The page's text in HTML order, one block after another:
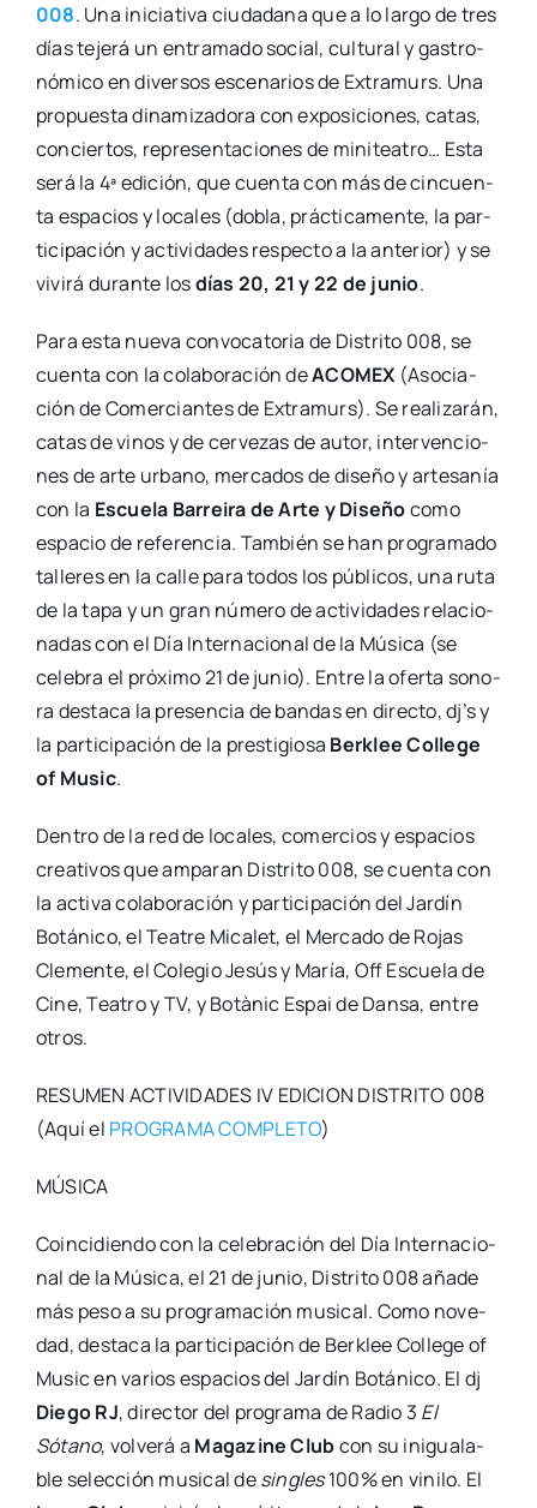
008. Una ini­cia­ti­va ciu­da­da­na que a lo lar­go de tres
días teje­rá un entra­ma­do social, cul­tu­ral y gas­tro­
nó­mi­co en diver­sos esce­na­rios de Extra­murs. Una
pro­pues­ta dina­mi­za­do­ra con expo­si­cio­nes, catas,
con­cier­tos, repre­sen­ta­cio­nes de mini­tea­tro… Esta
será la 4ª edi­ción, que cuen­ta con más de cin­cuen­
ta espa­cios y loca­les (dobla, prác­ti­ca­men­te, la par­
ti­ci­pa­ción y acti­vi­da­des res­pec­to a la ante­rior) y se
vivi­rá duran­te losdías 20, 21 y 22 de junio.
Para esta nue­va con­vo­ca­to­ria de Dis­tri­to 008, se
cuen­ta con la cola­bo­ra­ción deACOMEX (Aso­cia­
ción de Comer­cian­tes de Extra­murs). Se rea­li­za­rán,
catas de vinos y de cer­ve­zas de autor, inter­ven­cio­
nes de arte urbano, mer­ca­dos de dise­ño y arte­sa­nía
con la Escue­la Barrei­ra de Arte y Dise­ñocomo
espa­cio de refe­ren­cia. Tam­bién se han pro­gra­ma­do
talle­res en la calle para todos los públi­cos, una ruta
de la tapa y un gran núme­ro de acti­vi­da­des rela­cio­
na­das con el Día Inter­na­cio­nal de la Músi­ca (se
cele­bra el pró­xi­mo 21 de junio). Entre la ofer­ta sono­
ra des­ta­ca la pre­sen­cia de ban­das en direc­to, dj’s y
la par­ti­ci­pa­ción de la pres­ti­gio­sa Ber­klee Colle­ge
of Music.
Den­tro de la red de loca­les, comer­cios y espa­cios
crea­ti­vos que ampa­ran Dis­tri­to 008, se cuen­ta con
la acti­va cola­bo­ra­ción y par­ti­ci­pa­ción del Jar­dín
Botá­ni­co, el Tea­tre Mica­let, el Mer­ca­do de Rojas
Cle­men­te, el Cole­gio Jesús y María, Off Escue­la de
Cine, Tea­tro y TV, y Botà­nic Espai de Dan­sa, entre
otros.
RESUMEN ACTIVIDADES IV EDICION DISTRITO 008
(Aquí el PROGRAMA COMPLETO)
MÚSICA
Coin­ci­dien­do con la cele­bra­ción del Día Inter­na­cio­
nal de la Músi­ca, el 21 de junio, Dis­tri­to 008 aña­de
más peso a su pro­gra­ma­ción musi­cal. Como nove­
dad, des­ta­ca la par­ti­ci­pa­ción de Ber­klee Colle­ge of
Music en varios espa­cios del Jar­dín Botá­ni­co. El dj
Die­go RJ, direc­tor del pro­gra­ma de Radio 3 El
Sótano, vol­ve­rá a Maga­zi­ne Clubcon su inigua­la­
ble selec­ción musi­cal desin­gles100% en vini­lo. El